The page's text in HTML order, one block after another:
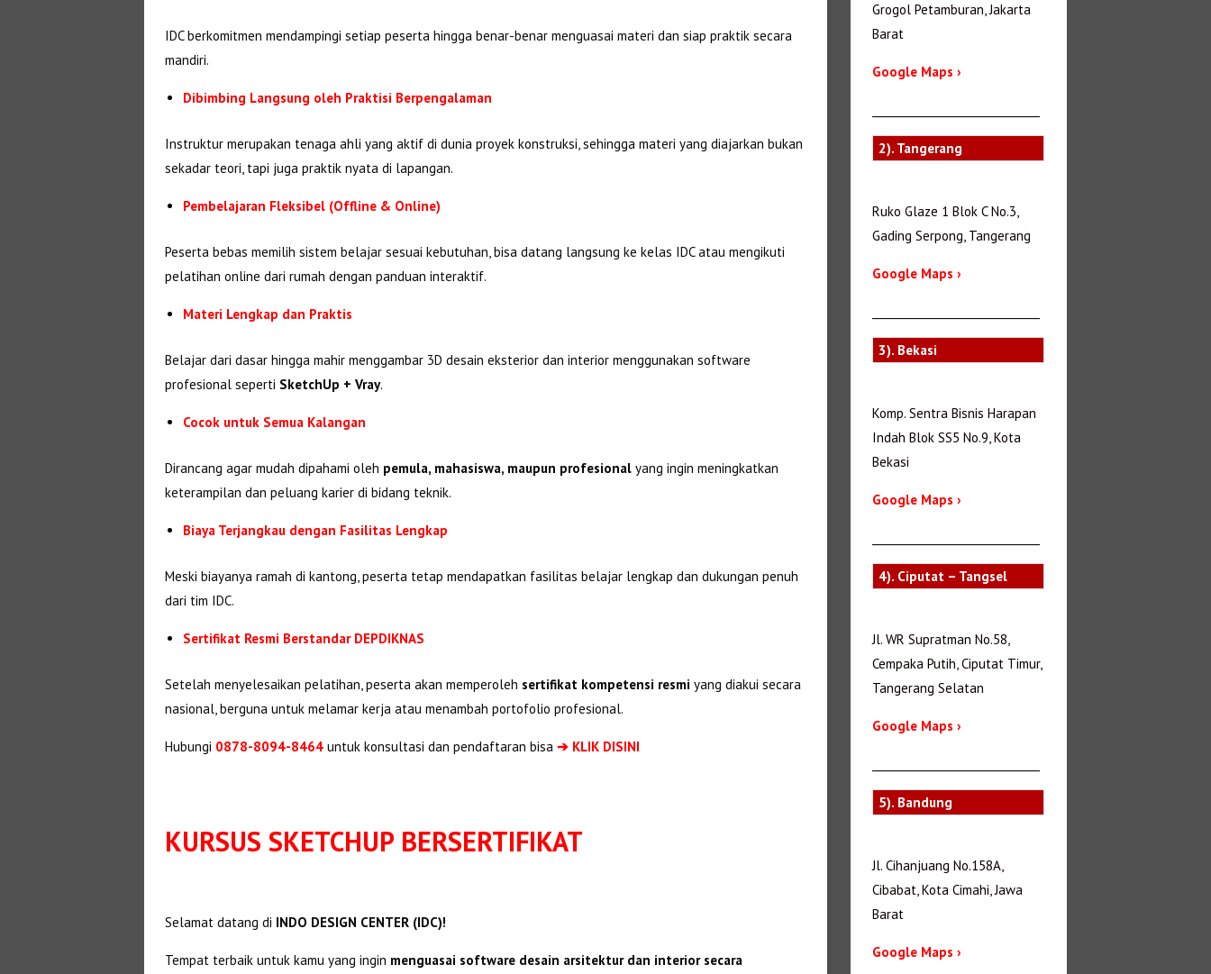
IDC berkomitmen mendampingi setiap peserta hingga benar-benar menguasai materi dan siap praktik secara
mandiri.
Dibimbing Langsung oleh Praktisi Berpengalaman
Instruktur merupakan tenaga ahli yang aktif di dunia proyek konstruksi, sehingga materi yang diajarkan bukan
sekadar teori, tapi juga praktik nyata di lapangan.
Pembelajaran Fleksibel (Offline & Online)
Peserta bebas memilih sistem belajar sesuai kebutuhan, bisa datang langsung ke kelas IDC atau mengikuti
pelatihan online dari rumah dengan panduan interaktif.
Materi Lengkap dan Praktis
Belajar dari dasar hingga mahir menggambar 3D desain eksterior dan interior menggunakan software
profesional seperti SketchUp + Vray.
Cocok untuk Semua Kalangan
Dirancang agar mudah dipahami oleh pemula, mahasiswa, maupun profesionalyang ingin meningkatkan
keterampilan dan peluang karier di bidang teknik.
Biaya Terjangkau dengan Fasilitas Lengkap
Meski biayanya ramah di kantong, peserta tetap mendapatkan fasilitas belajar lengkap dan dukungan penuh
dari tim IDC.
Sertifikat Resmi Berstandar DEPDIKNAS
Setelah menyelesaikan pelatihan, peserta akan memperoleh sertifikat kompetensi resmi yang diakui secara
nasional, berguna untuk melamar kerja atau menambah portofolio profesional.
Hubungi 0878-8094-8464untuk konsultasi dan pendaftaran bisa ➔ KLIK DISINI
KURSUS SKETCHUP BERSERTIFIKAT
Selamat datang di INDO DESIGN CENTER (IDC)!
Tempat terbaik untuk kamu yang ingin menguasai software desain arsitektur dan interior secara
Grogol Petamburan, Jakarta
Barat
Google Maps ›
2). Tangerang
Ruko Glaze 1 Blok C No.3,
Gading Serpong, Tangerang
Google Maps ›
3). Bekasi
Komp. Sentra Bisnis Harapan
Indah Blok SS5 No.9, Kota
Bekasi
Google Maps ›
4). Ciputat – Tangsel
Jl. WR Supratman No.58,
Cempaka Putih, Ciputat Timur,
Tangerang Selatan
Google Maps ›
5). Bandung
Jl. Cihanjuang No.158A,
Cibabat, Kota Cimahi, Jawa
Barat
Google Maps ›